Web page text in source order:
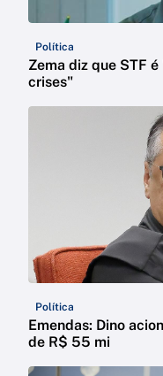
Política
Zema diz que STF
crises"
Política
Emendas: Dino
de R$ 55 mi